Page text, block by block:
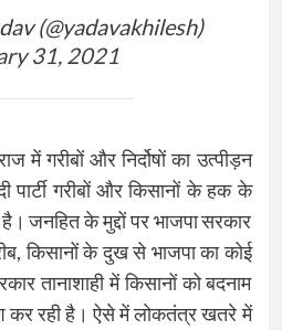
(@yadavakhilesh)
31, 2021
में गरीबों और निर्दोषों का उत्पीड़न
पार्टी गरीबों और किसानों के हक के
जनहित के मुद्दों पर भाजपा सरकार
किसानों के दुख से भाजपा का कोई
तानाशाही में किसानों को बदनाम
कर रही है। ऐसे में लोकतंत्र खतरे में